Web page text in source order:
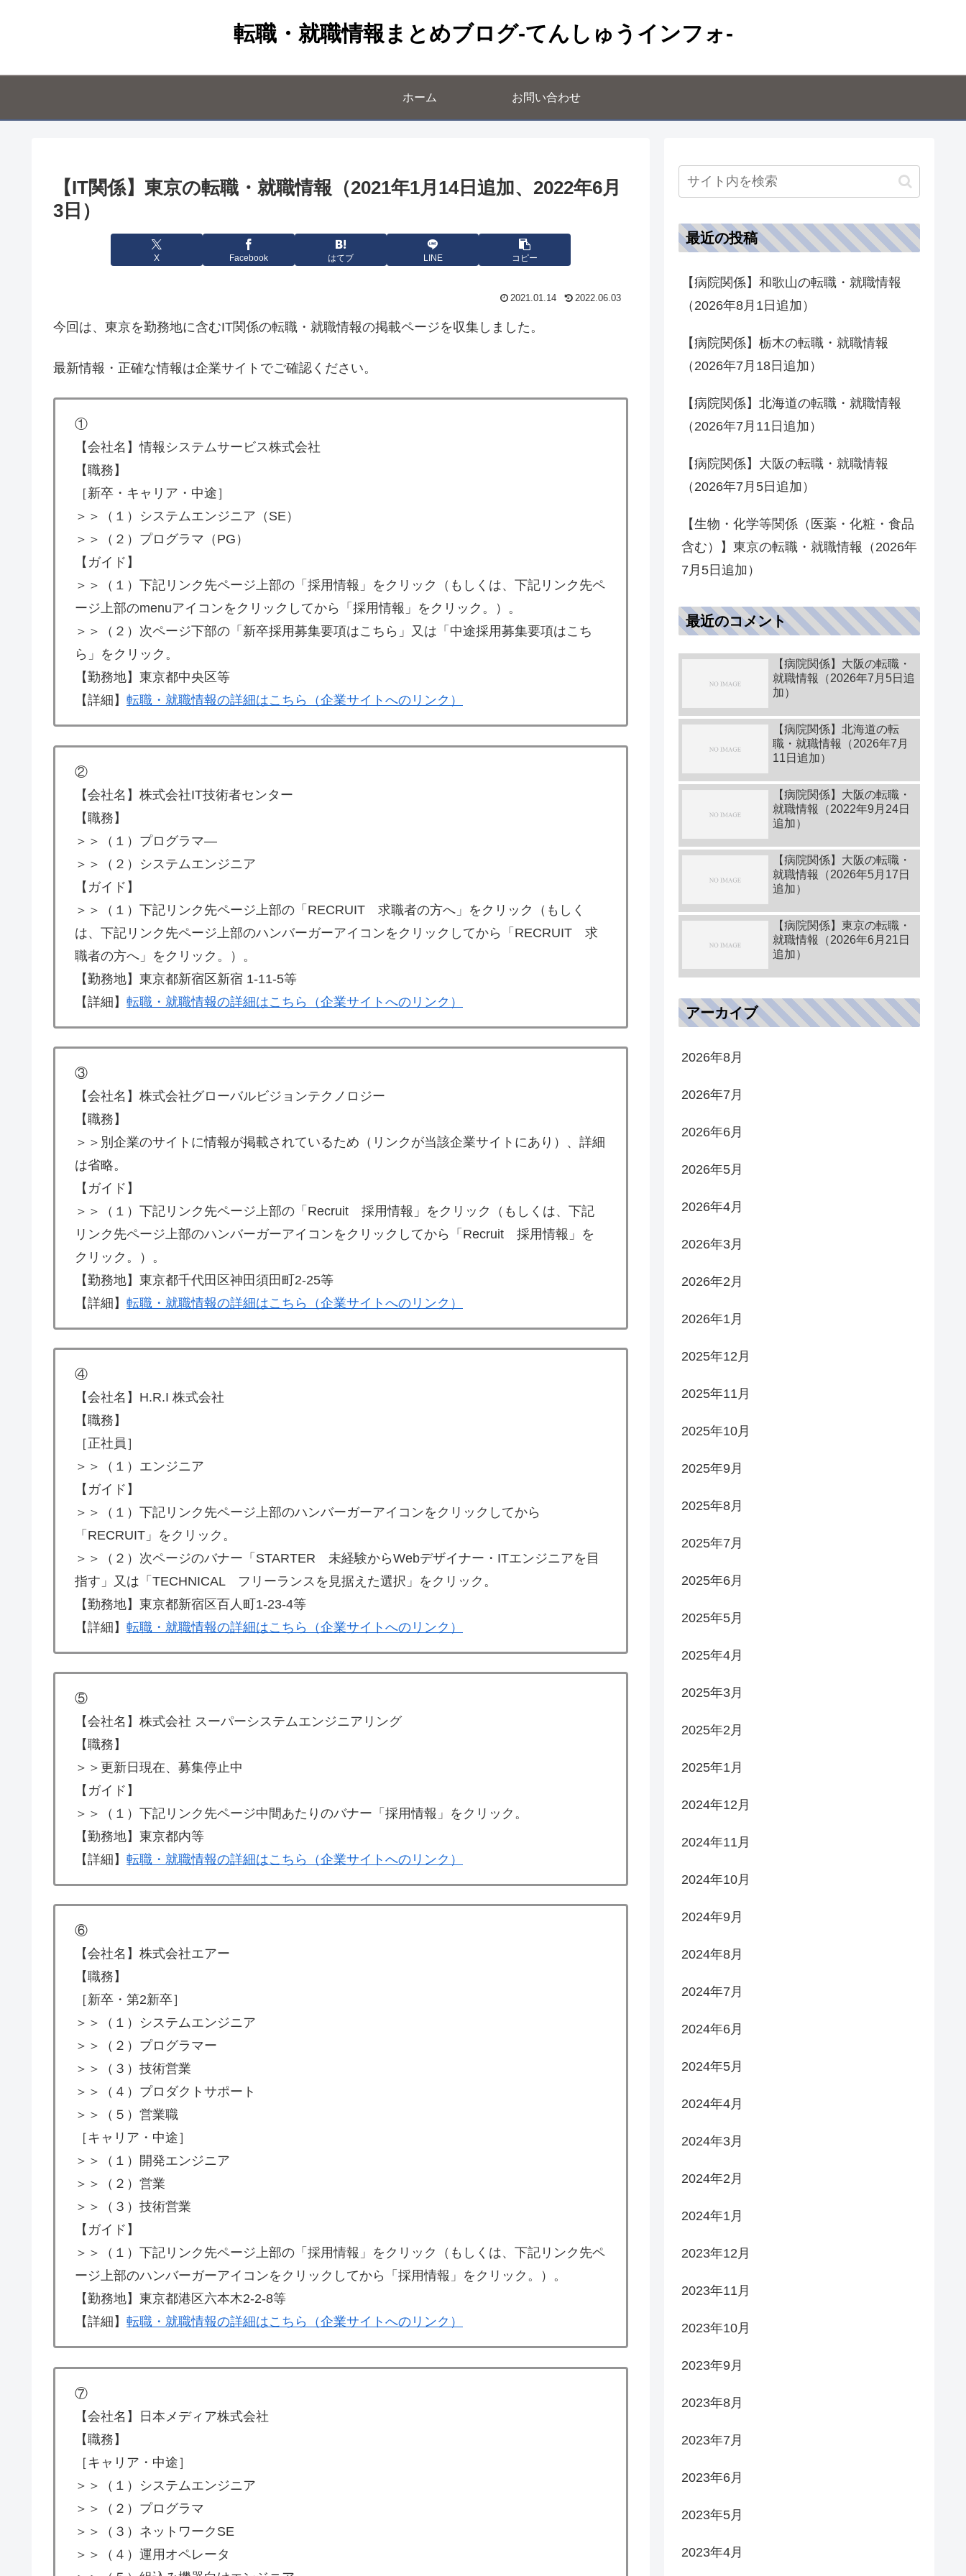
転職・就職情報まとめブログ-てんしゅうインフォ-
ホーム お問い合わせ
【IT関係】東京の転職・就職情報（2021年1月14日追加、2022年6月
3日）
X Facebook はてブ LINE コピー
2021.01.14 2022.06.03
今回は、東京を勤務地に含むIT関係の転職・就職情報の掲載ページを収集しました。
最新情報・正確な情報は企業サイトでご確認ください。
①
【会社名】情報システムサービス株式会社
【職務】
［新卒・キャリア・中途］
＞＞（１）システムエンジニア（SE）
＞＞（２）プログラマ（PG）
【ガイド】
＞＞（１）下記リンク先ページ上部の「採用情報」をクリック（もしくは、下記リンク先ペ
ージ上部のmenuアイコンをクリックしてから「採用情報」をクリック。）。
＞＞（２）次ページ下部の「新卒採用募集要項はこちら」又は「中途採用募集要項はこち
ら」をクリック。
【勤務地】東京都中央区等
【詳細】 転職・就職情報の詳細はこちら（企業サイトへのリンク）
②
【会社名】株式会社IT技術者センター
【職務】
＞＞（１）プログラマ―
＞＞（２）システムエンジニア
【ガイド】
＞＞（１）下記リンク先ページ上部の「RECRUIT 求職者の方へ」をクリック（もしく
は、下記リンク先ページ上部のハンバーガーアイコンをクリックしてから「RECRUIT 求
職者の方へ」をクリック。）。
【勤務地】東京都新宿区新宿 1-11-5等
【詳細】 転職・就職情報の詳細はこちら（企業サイトへのリンク）
③
【会社名】株式会社グローバルビジョンテクノロジー
【職務】
＞＞別企業のサイトに情報が掲載されているため（リンクが当該企業サイトにあり）、詳細
は省略。
【ガイド】
＞＞（１）下記リンク先ページ上部の「Recruit 採用情報」をクリック（もしくは、下記
リンク先ページ上部のハンバーガーアイコンをクリックしてから「Recruit 採用情報」を
クリック。）。
【勤務地】東京都千代田区神田須田町2-25等
【詳細】 転職・就職情報の詳細はこちら（企業サイトへのリンク）
④
【会社名】H.R.I 株式会社
【職務】
［正社員］
＞＞（１）エンジニア
【ガイド】
＞＞（１）下記リンク先ページ上部のハンバーガーアイコンをクリックしてから
「RECRUIT」をクリック。
＞＞（２）次ページのバナー「STARTER 未経験からWebデザイナー・ITエンジニアを目
指す」又は「TECHNICAL フリーランスを見据えた選択」をクリック。
【勤務地】東京都新宿区百人町1-23-4等
【詳細】 転職・就職情報の詳細はこちら（企業サイトへのリンク）
⑤
【会社名】株式会社 スーパーシステムエンジニアリング
【職務】
＞＞更新日現在、募集停止中
【ガイド】
＞＞（１）下記リンク先ページ中間あたりのバナー「採用情報」をクリック。
【勤務地】東京都内等
【詳細】 転職・就職情報の詳細はこちら（企業サイトへのリンク）
⑥
【会社名】株式会社エアー
【職務】
［新卒・第2新卒］
＞＞（１）システムエンジニア
＞＞（２）プログラマー
＞＞（３）技術営業
＞＞（４）プロダクトサポート
＞＞（５）営業職
［キャリア・中途］
＞＞（１）開発エンジニア
＞＞（２）営業
＞＞（３）技術営業
【ガイド】
＞＞（１）下記リンク先ページ上部の「採用情報」をクリック（もしくは、下記リンク先ペ
ージ上部のハンバーガーアイコンをクリックしてから「採用情報」をクリック。）。
【勤務地】東京都港区六本木2-2-8等
【詳細】 転職・就職情報の詳細はこちら（企業サイトへのリンク）
⑦
【会社名】日本メディア株式会社
【職務】
［キャリア・中途］
＞＞（１）システムエンジニア
＞＞（２）プログラマ
＞＞（３）ネットワークSE
＞＞（４）運用オペレータ
最近の投稿
【病院関係】和歌山の転職・就職情報
（2026年8月1日追加）
【病院関係】栃木の転職・就職情報
（2026年7月18日追加）
【病院関係】北海道の転職・就職情報
（2026年7月11日追加）
【病院関係】大阪の転職・就職情報
（2026年7月5日追加）
【生物・化学等関係（医薬・化粧・食品
含む）】東京の転職・就職情報（2026年
7月5日追加）
最近のコメント
【病院関係】大阪の転職・
就職情報（2026年7月5日追
加）
【病院関係】北海道の転
職・就職情報（2026年7月
11日追加）
【病院関係】大阪の転職・
就職情報（2022年9月24日
追加）
【病院関係】大阪の転職・
就職情報（2026年5月17日
追加）
【病院関係】東京の転職・
就職情報（2026年6月21日
追加）
アーカイブ
2026年8月
2026年7月
2026年6月
2026年5月
2026年4月
2026年3月
2026年2月
2026年1月
2025年12月
2025年11月
2025年10月
2025年9月
2025年8月
2025年7月
2025年6月
2025年5月
2025年4月
2025年3月
2025年2月
2025年1月
2024年12月
2024年11月
2024年10月
2024年9月
2024年8月
2024年7月
2024年6月
2024年5月
2024年4月
2024年3月
2024年2月
2024年1月
2023年12月
2023年11月
2023年10月
2023年9月
2023年8月
2023年7月
2023年6月
2023年5月
2023年4月